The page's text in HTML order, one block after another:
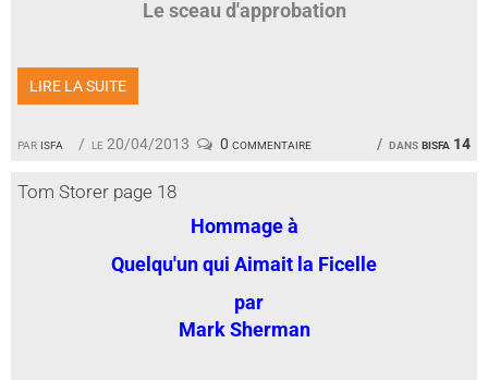
par isfa le 20/04/2013 dansbisfa 14
0 commentaire
Le sceau d'approbation
LIRE LA SUITE
Tom Storer page 18
Hommage à
Quelqu'un qui Aimait la Ficelle
par
Mark Sherman